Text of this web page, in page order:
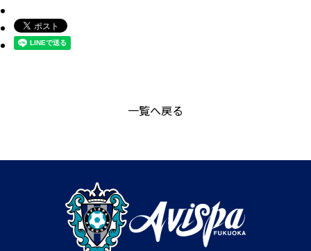
一覧へ戻る